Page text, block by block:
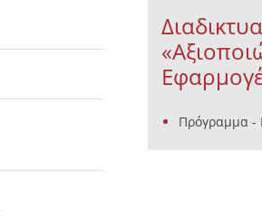
Πρόγραμμα -